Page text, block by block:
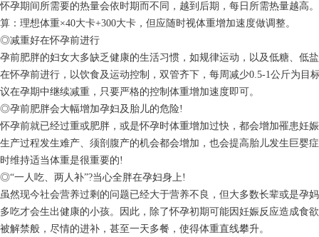
怀孕期间所需要的热量会依时期而不同，越到后期，每日所需热量越高
算：理想体重×40大卡+300大卡，但应随时视体重增加速度做调整。
◎减重好在怀孕前进行
孕前肥胖的妇女大多缺乏健康的生活习惯，如规律运动，以及低糖、低
在怀孕前进行，以饮食及运动控制，双管齐下，每周减少0.5-1公斤为目
议在孕期中继续减重，只要严格的控制体重增加速度即可。
◎孕前肥胖会大幅增加孕妇及胎儿的危险!
怀孕前就已经过重或肥胖，或是怀孕时体重增加过快，都会增加罹患妊
生产过程发生难产、须剖腹产的机会都会增加，也会提高胎儿发生巨婴
时维持适当体重是很重要的!
◎“一人吃、两人补”?当心全胖在孕妇身上!
虽然现今社会营养过剩的问题已经大于营养不良，但大多数长辈或是孕
多吃才会生出健康的小孩。因此，除了怀孕初期可能因妊娠反应造成食
被解禁般，尽情的进补，甚至一天多餐，使得体重直线攀升。